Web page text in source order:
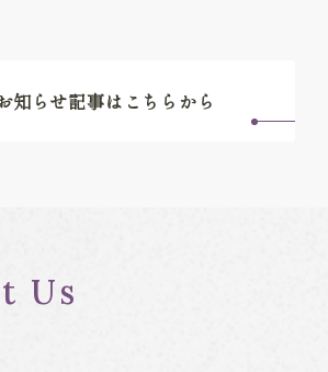
知らせ記事はこちらから
Us